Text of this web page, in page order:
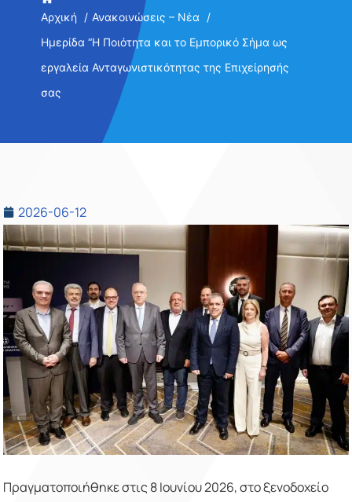
Αρχική
Ανακοινώσεις – Νέα
Ημερίδα “Η Ποιότητα και το Εμπορικό Σήμα ως
εργαλεία Ανταγωνιστικότητας της Επιχείρησής
σας
2026-06-12
Πραγματοποιήθηκε στις 8 Ιουνίου 2026, στο ξενοδοχείο